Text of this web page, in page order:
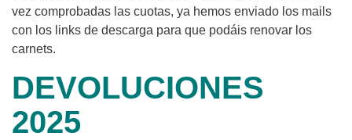
vez comprobadas las cuotas, ya hemos enviado los mails
con los links de descarga para que podáis renovar los
carnets.
DEVOLUCIONES
2025